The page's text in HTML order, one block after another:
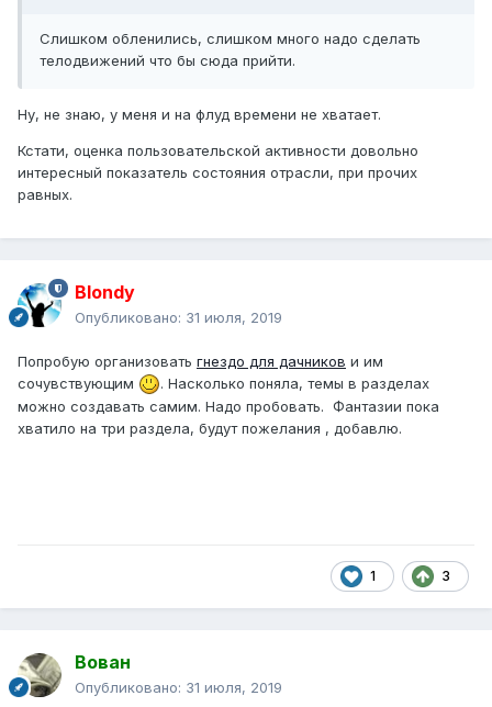
Слишком обленились, слишком много надо сделать
телодвижений что бы сюда прийти.
Ну, не знаю, у меня и на флуд времени не хватает.
Кстати, оценка пользовательской активности довольно
интересный показатель состояния отрасли, при прочих
равных.
Blondy
Опубликовано: 31 июля, 2019
Попробую организовать гнездо для дачников и им
сочувствующим
. Насколько поняла, темы в разделах
можно создавать самим. Надо пробовать. Фантазии пока
хватило на три раздела, будут пожелания , добавлю.
1 3
Вован
Опубликовано: 31 июля, 2019